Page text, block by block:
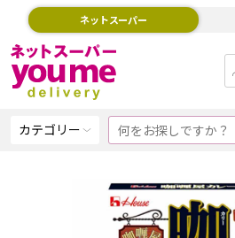
ネットスーパー
カテゴリー